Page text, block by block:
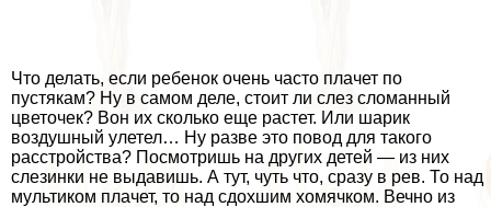
Что делать, если ребенок очень часто плачет по
пустякам? Ну в самом деле, стоит ли слез сломанный
цветочек? Вон их сколько еще растет. Или шарик
воздушный улетел… Ну разве это повод для такого
расстройства? Посмотришь на других детей ― из них
слезинки не выдавишь. А тут, чуть что, сразу в рев. То над
мультиком плачет, то над сдохшим хомячком. Вечно из